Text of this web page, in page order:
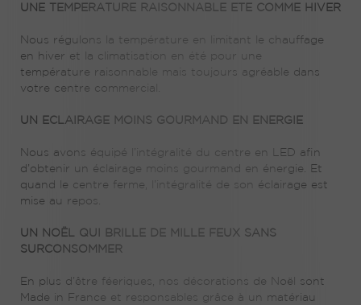
UNE TEMPERATURE RAISONNABLE ETE COMME HIVER
Nous régulons la température en limitant le chauffage
en hiver et la climatisation en été pour une
température raisonnable mais toujours agréable dans
votre centre commercial.
UN ECLAIRAGE MOINS GOURMAND EN ENERGIE
Nous avons équipé l’intégralité du centre en LED afin
d’obtenir un éclairage moins gourmand en énergie. Et
quand le centre ferme, l’intégralité de son éclairage est
mise au repos.
UN NOËL QUI BRILLE DE MILLE FEUX SANS
SURCONSOMMER
En plus d’être féeriques, nos décorations de Noël sont
Made in France et responsables grâce à un matériau